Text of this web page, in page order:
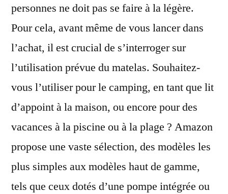
personnes ne doit pas se faire à la légère.
Pour cela, avant même de vous lancer dans
l’achat, il est crucial de s’interroger sur
l’utilisation prévue du matelas. Souhaitez-
vous l’utiliser pour le camping, en tant que lit
d’appoint à la maison, ou encore pour des
vacances à la piscine ou à la plage ? Amazon
propose une vaste sélection, des modèles les
plus simples aux modèles haut de gamme,
tels que ceux dotés d’une pompe intégrée ou